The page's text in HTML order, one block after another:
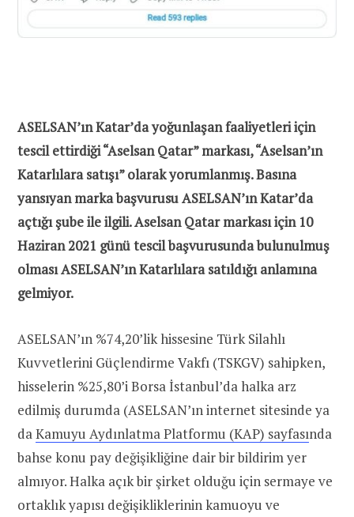
ASELSAN’ın Katar’da yoğunlaşan faaliyetleri için
tescil ettirdiği “Aselsan Qatar” markası, “Aselsan’ın
Katarlılara satışı” olarak yorumlanmış. Basına
yansıyan marka başvurusu ASELSAN’ın Katar’da
açtığı şube ile ilgili. Aselsan Qatar markası için 10
Haziran 2021 günü tescil başvurusunda bulunulmuş
olması ASELSAN’ın Katarlılara satıldığı anlamına
gelmiyor.
ASELSAN’ın %74,20’lik hissesine Türk Silahlı
Kuvvetlerini Güçlendirme Vakfı (TSKGV) sahipken,
hisselerin %25,80’i Borsa İstanbul’da halka arz
edilmiş durumda (ASELSAN’ın internet sitesinde ya
daKamuyu Aydınlatma Platformu (KAP) sayfasında
bahse konu pay değişikliğine dair bir bildirim yer
almıyor. Halka açık bir şirket olduğu için sermaye ve
ortaklık yapısı değişikliklerinin kamuoyu ve